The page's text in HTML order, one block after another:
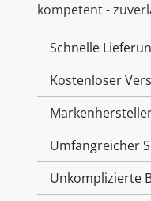
kompetent -
Schnelle
Kostenloser
Umfangreicher
Unkomplizierte